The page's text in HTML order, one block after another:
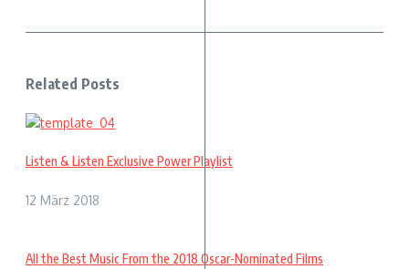
Related Posts
Listen & Listen Exclusive Power Playlist
12 März 2018
All the Best Music From the 2018 Oscar-Nominated Films